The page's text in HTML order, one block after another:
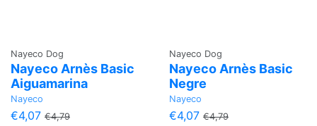
Nayeco Dog
Nayeco Arnès Basic
Aiguamarina
Nayeco
€4,07 €4,79
Nayeco Dog
Nayeco Arnès Basic
Negre
Nayeco
€4,07 €4,79